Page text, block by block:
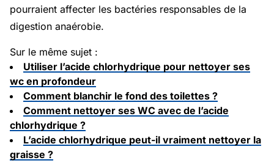
pourraient affecter les bactéries responsables de la
digestion anaérobie.
Sur le même sujet :
Utiliser l’acide chlorhydrique pour nettoyer ses
wc en profondeur
Comment blanchir le fond des toilettes ?
Comment nettoyer ses WC avec de l’acide
chlorhydrique ?
L’acide chlorhydrique peut-il vraiment nettoyer la
graisse ?